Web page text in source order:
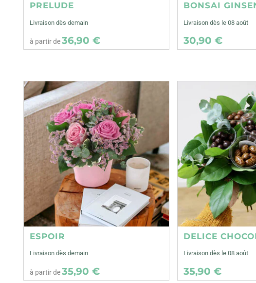
PRELUDE
Livraison dès demain
à partir de36,90 €
BONSAI
Livraison dès le 08 août
30,90 €
ESPOIR
Livraison dès demain
à partir de35,90 €
DELICE
Livraison dès le 08 août
35,90 €